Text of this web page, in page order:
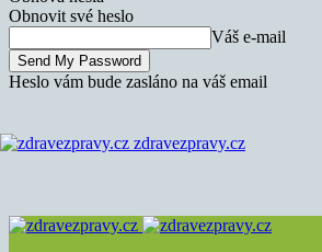
Obnovit své heslo
Váš e-mail
Heslo vám bude zasláno na váš email
zdravezpravy.cz